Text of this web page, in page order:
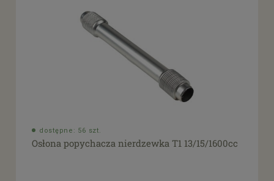
dostępne: 56 szt.
Osłona popychacza nierdzewka T1 13/15/1600cc